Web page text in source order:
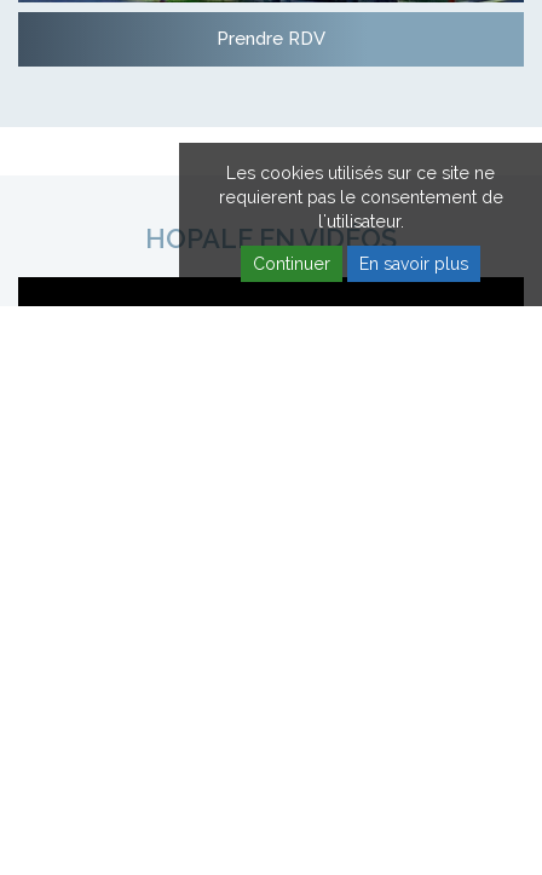
Prendre RDV
HOPALE EN VIDÉOS
Les cookies utilisés sur ce site ne
requierent pas le consentement de
l'utilisateur.
Continuer En savoir plus